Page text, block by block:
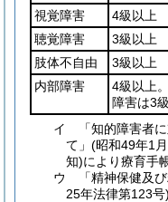
視覚障害
4級以上
聴覚障害
3級以上
肢体不自由
3級以上
内部障害
4級以上
障害は3
イ
「知的障害者
て」 (昭和49年1
知)により療育手
ウ
「精神保健及
25年法律第123号)